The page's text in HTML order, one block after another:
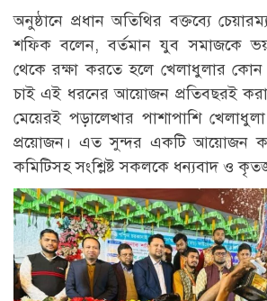
অনুষ্ঠানে প্রধান অতিথির বক্তব্যে
শফিক বলেন, বর্তমান যুব সমাজকে
থেকে রক্ষা করতে হলে খেলাধুলার
চাই এই ধরনের আয়োজন প্রতিবছরই করা
মেয়েরই পড়ালেখার পাশাপাশি
প্রয়োজন। এত সুন্দর একটি আয়োজন
কমিটিসহ সংশ্লিষ্ট সকলকে ধন্যবাদ ও